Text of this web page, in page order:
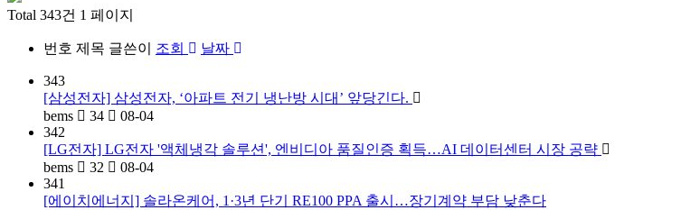
Total 343건 1 페이지
번호 제목 글쓴이 조회 날짜
343
[삼성전자] 삼성전자, ‘아파트 전기 냉난방 시대’ 앞당긴다.
bems
34
08-04
342
[LG전자] LG전자 '액체냉각 솔루션', 엔비디아 품질인증 획득…AI 데이터센터 시장 공략
bems
32
08-04
341
[에이치에너지] 솔라온케어, 1·3년 단기 RE100 PPA 출시…장기계약 부담 낮춘다